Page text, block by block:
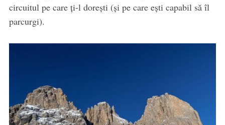
circuitul pe care ți-l dorești (și pe care ești capabil să îl
parcurgi).